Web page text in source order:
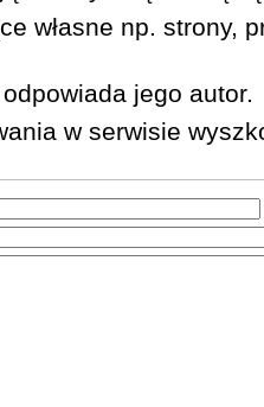
własne np. strony,
jego autor.
w serwisie